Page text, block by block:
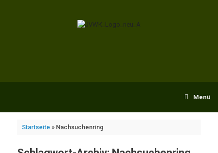
Menü
Startseite » Nachsuchenring